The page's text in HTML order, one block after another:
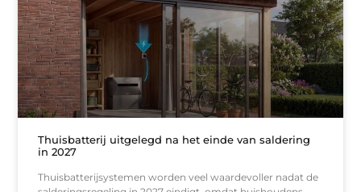
Thuisbatterij uitgelegd na het einde van saldering
in 2027
Thuisbatterijsystemen worden veel waardevoller nadat de